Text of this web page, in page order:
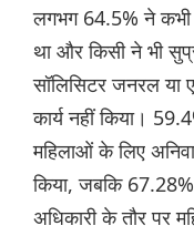
लगभग 64.5% ने कभी
था और किसी ने भी
सॉलिसिटर जनरल
कार्य नहीं किया।
महिलाओं के लिए
किया, जबकि
अधिकारी के तौर पर